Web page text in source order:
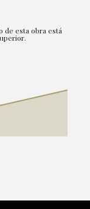
de esta obra está